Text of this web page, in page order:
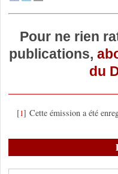
Pour ne rien
publications,
du
[1]Cette émission a été